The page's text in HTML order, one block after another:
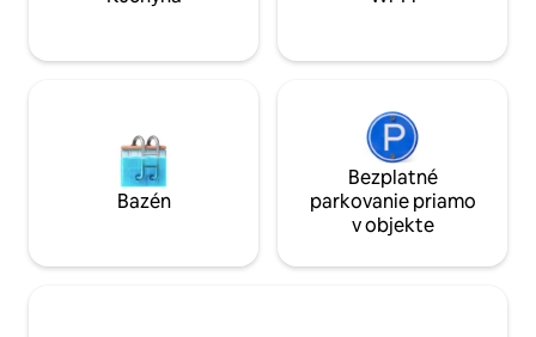
Bazén
Bezplatné
parkovanie priamo
v objekte